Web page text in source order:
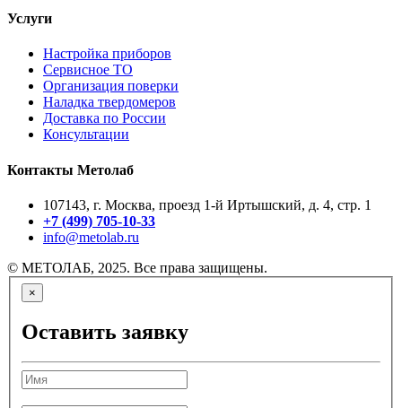
Услуги
Настройка приборов
Сервисное ТО
Организация поверки
Наладка твердомеров
Доставка по России
Консультации
Контакты Метолаб
107143, г. Москва, проезд 1-й Иртышский, д. 4, стр. 1
+7 (499) 705-10-33
info@metolab.ru
© МЕТОЛАБ, 2025. Все права защищены.
×
Оставить заявку